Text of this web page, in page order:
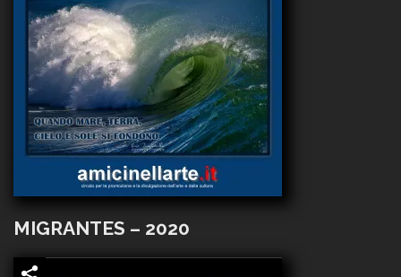
MIGRANTES – 2020